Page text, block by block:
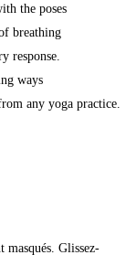
the poses
breathing
response.
ways
any yoga practice.
masqués. Glissez-